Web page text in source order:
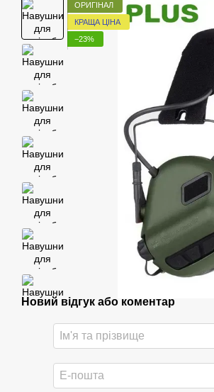
ОРИГІНАЛ
КРАЩА ЦІНА
−23%
Новий відгук або коментар